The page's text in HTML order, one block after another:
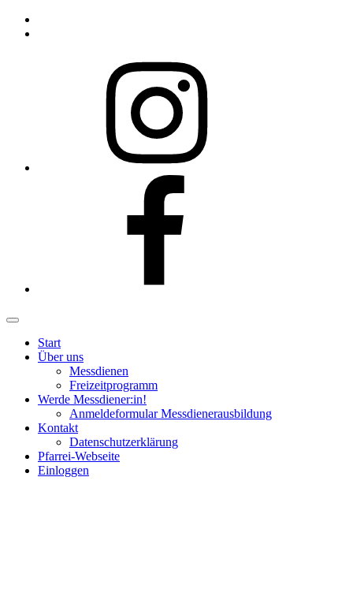
Start
Über uns
Messdienen
Freizeitprogramm
Werde Messdiener:in!
Anmeldeformular Messdienerausbildung
Kontakt
Datenschutzerklärung
Pfarrei-Webseite
Einloggen